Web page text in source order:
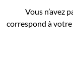
Vous n’avez
correspond à